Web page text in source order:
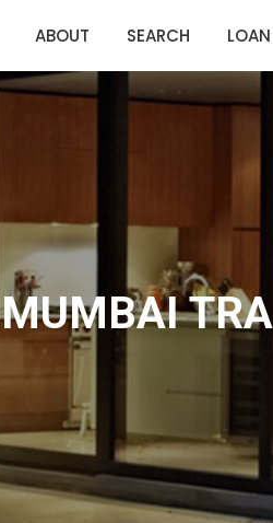
ABOUT SEARCH LOAN
MUMBAI